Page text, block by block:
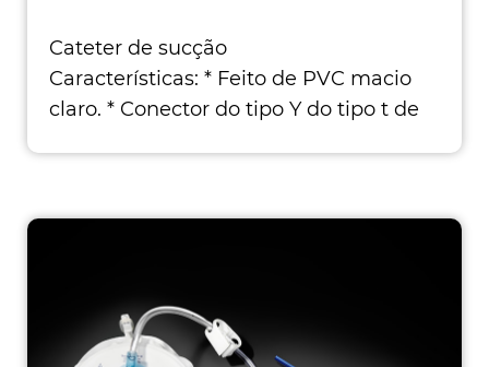
Cateter de sucção
Características: * Feito de PVC macio
claro. * Conector do tipo Y do tipo t de